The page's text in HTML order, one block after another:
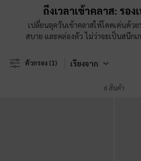
ถึงเวลาเข้าคลาส: รอง
เปลี่ยนลุควันเข้าคลาสให้โดดเด่นด้ว
สบาย และคล่องตัว ไม่ว่าจะเป็นสนีกเ
ตัวกรอง (1) เรียงจาก
6 สินค้า